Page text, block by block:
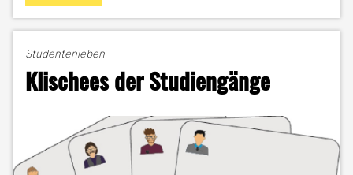
im
Justus
vs.
Hipster"
Studentenleben
Klischees der Studiengänge